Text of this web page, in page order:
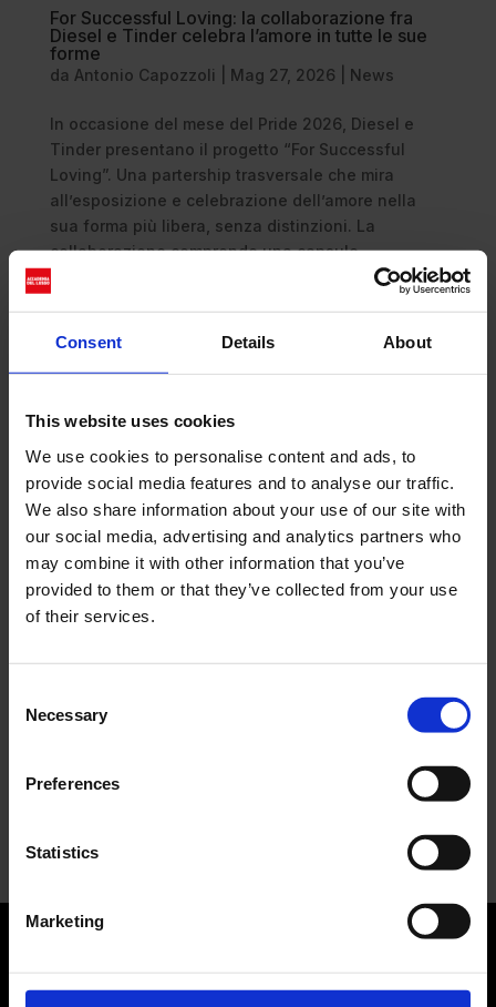
Consent Details About
This website uses cookies
We use cookies to personalise content and ads, to
provide social media features and to analyse our traffic.
We also share information about your use of our site with
our social media, advertising and analytics partners who
may combine it with other information that you’ve
provided to them or that they’ve collected from your use
of their services.
Selection
Necessary
Preferences
Statistics
Marketing
For Successful Loving: la collaborazione fra
Diesel e Tinder celebra l’amore in tutte le sue
forme
da Antonio Capozzoli Mag 27, 2026 News
In occasione del mese del Pride 2026, Diesel e
Tinder presentano il progetto “For Successful
Loving”. Una partership trasversale che mira
all’esposizione e celebrazione dell’amore nella
sua forma più libera, senza distinzioni. La
collaborazione comprende una capsule...
Cerca
Le donne omeriche e l’eterna resistenza: il
coraggio di chi persiste all’ombra degli eroi
Slayyyter e il sogno decadente della provincia
americana: chi è la nuova anti-diva della musica
elettro-pop
ASICS SportStyle e Little Tokyo Table Tennis: la
campagna FW 2026
Recent Comments